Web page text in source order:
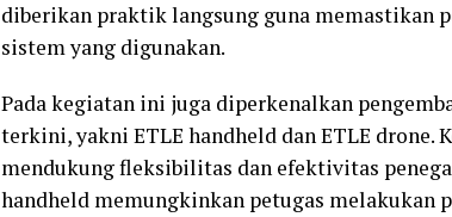
diberikan praktik langsung guna memastikan
sistem yang digunakan.
Pada kegiatan ini juga diperkenalkan
terkini, yakni ETLE handheld dan ETLE
mendukung fleksibilitas dan efektivitas
handheld memungkinkan petugas melakukan